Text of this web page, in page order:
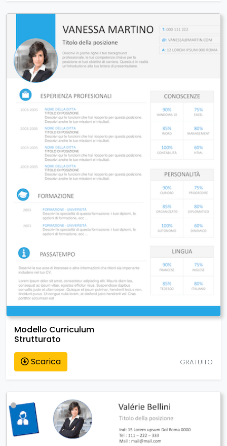
Modello Curriculum
Strutturato
Scarica
GRATUITO